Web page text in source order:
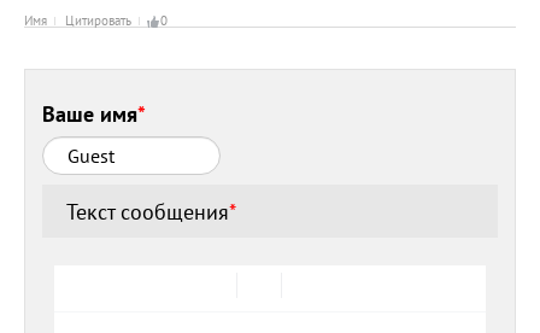
Имя Цитировать 0
Ваше имя*
Текст сообщения*